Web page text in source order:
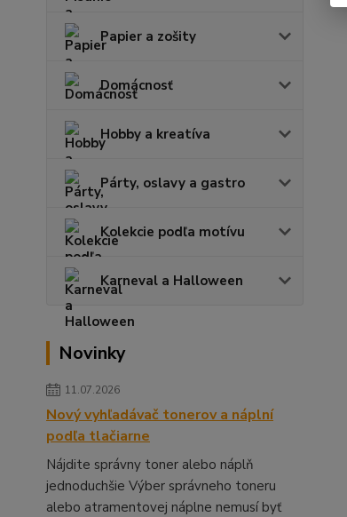
Papier a zošity
Domácnosť
Hobby a kreatíva
Párty, oslavy a gastro
Kolekcie podľa motívu
Karneval a Halloween
Novinky
11.07.2026
Nový vyhľadávač tonerov a náplní
podľa tlačiarne
Nájdite správny toner alebo náplň
jednoduchšie Výber správneho toneru
alebo atramentovej náplne nemusí byť